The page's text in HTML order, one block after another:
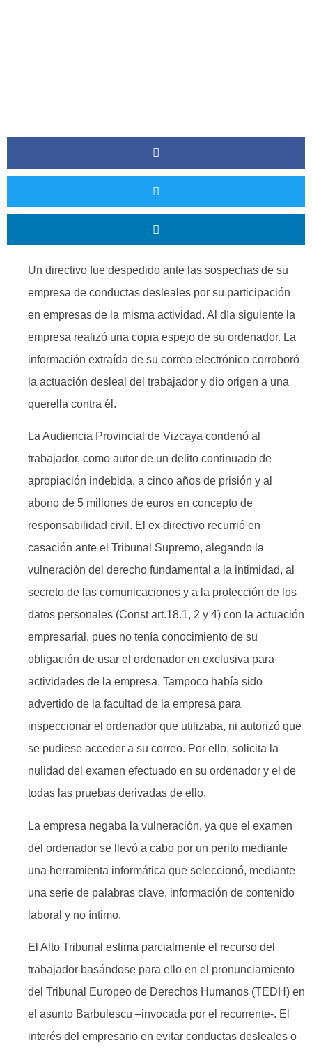
Un directivo fue despedido ante las sospechas de su
empresa de conductas desleales por su participación
en empresas de la misma actividad. Al día siguiente la
empresa realizó una copia espejo de su ordenador. La
información extraída de su correo electrónico corroboró
la actuación desleal del trabajador y dio origen a una
querella contra él.
La Audiencia Provincial de Vizcaya condenó al
trabajador, como autor de un delito continuado de
apropiación indebida, a cinco años de prisión y al
abono de 5 millones de euros en concepto de
responsabilidad civil. El ex directivo recurrió en
casación ante el Tribunal Supremo, alegando la
vulneración del derecho fundamental a la intimidad, al ​
secreto de las comunicaciones y a la protección de los
datos personales (Const art.18.1, 2 y 4) con la actuación
empresarial, pues no tenía conocimiento de su
obligación de usar el ordenador en exclusiva para
actividades de la empresa. Tampoco había sido
advertido de la facultad de la empresa para
inspeccionar el ordenador que utilizaba, ni autorizó que
se pudiese acceder a su correo. Por ello, solicita la
nulidad del examen efectuado en su ordenador y el de
todas las pruebas derivadas de ello.
La empresa negaba la vulneración, ya que el examen
del ordenador se llevó a cabo por un perito mediante
una herramienta informática que seleccionó, mediante
una serie de palabras clave, información de contenido
laboral y no íntimo.
El Alto Tribunal estima parcialmente el recurso del
trabajador basándose para ello en el pronunciamiento
del Tribunal Europeo de Derechos Humanos (TEDH) en
el asunto Barbulescu –invocada por el recurrente-. El
interés del empresario en evitar conductas desleales o